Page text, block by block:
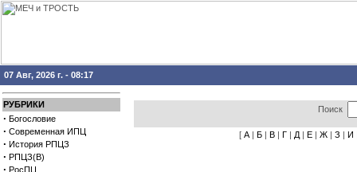
07 Авг, 2026 г. - 08:17
РУБРИКИ
· Богословие
· Современная ИПЦ
· История РПЦЗ
· РПЦЗ(В)
· РосПЦ
Поиск
[ А | Б | В | Г | Д | Е | Ж | З | И